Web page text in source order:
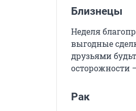
Близнецы
Неделя
выгодные
друзьями
осторожности
Рак